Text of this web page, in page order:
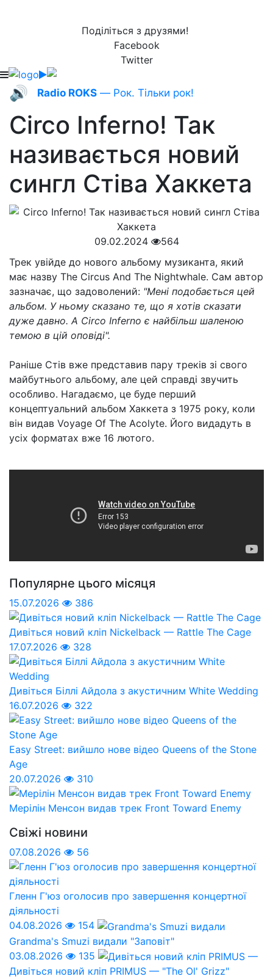
Поділіться з друзями!
Facebook
Twitter
🔊 Radio ROKS — Рок. Тільки рок!
Circo Inferno! Так
називається новий
сингл Стіва Хаккета
09.02.2024
564
Трек увійде до нового альбому музиканта, який
має назву The Circus And The Nightwhale. Сам автор
зазначає, що задоволений: "Мені подобається цей
альбом. У ньому сказано те, що я хотів сказати
дуже давно. А Circo Inferno є найбільш шаленою
темою в цій оповіді".
Раніше Стів вже представив пару треків зі свого
майбутнього альбому, але цей справді звучить
особливо. Нагадаємо, це буде перший
концептуальний альбом Хаккета з 1975 року, коли
він видав Voyage Of The Acolyte. Його видадуть в
усіх форматах вже 16 лютого.
Популярне цього місяця
15.07.2026 386
Дивіться новий кліп Nickelback — Rattle The Cage
17.07.2026
328
Дивіться Біллі Айдола з акустичним White Wedding
16.07.2026
322
Easy Street: вийшло нове відео Queens of the Stone
Age
20.07.2026
310
Мерілін Менсон видав трек Front Toward Enemy
Свіжі новини
07.08.2026 56
Гленн Г'юз оголосив про завершення концертної
діяльності
04.08.2026
154
Grandma's Smuzi видали "Заповіт"
03.08.2026
135
Дивіться новий кліп PRIMUS — "The Ol' Grizz"